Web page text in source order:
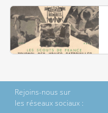
Rejoins-nous sur
les réseaux sociaux :